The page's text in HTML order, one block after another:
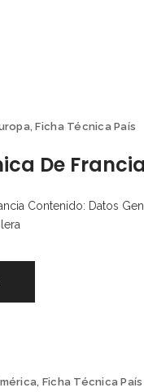
,Ficha Técnica País
De
Contenido: Datos
, Ficha Técnica País